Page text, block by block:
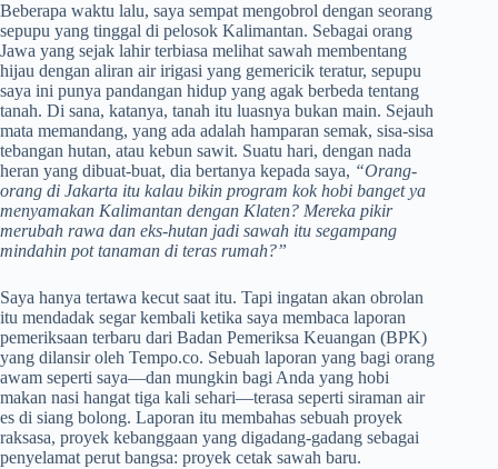
Beberapa waktu lalu, saya sempat mengobrol dengan seorang
sepupu yang tinggal di pelosok Kalimantan. Sebagai orang
Jawa yang sejak lahir terbiasa melihat sawah membentang
hijau dengan aliran air irigasi yang gemericik teratur, sepupu
saya ini punya pandangan hidup yang agak berbeda tentang
tanah. Di sana, katanya, tanah itu luasnya bukan main. Sejauh
mata memandang, yang ada adalah hamparan semak, sisa-sisa
tebangan hutan, atau kebun sawit. Suatu hari, dengan nada
heran yang dibuat-buat, dia bertanya kepada saya, “Orang-
orang di Jakarta itu kalau bikin program kok hobi banget ya
menyamakan Kalimantan dengan Klaten? Mereka pikir
merubah rawa dan eks-hutan jadi sawah itu segampang
mindahin pot tanaman di teras rumah?”
Saya hanya tertawa kecut saat itu. Tapi ingatan akan obrolan
itu mendadak segar kembali ketika saya membaca laporan
pemeriksaan terbaru dari Badan Pemeriksa Keuangan (BPK)
yang dilansir oleh Tempo.co. Sebuah laporan yang bagi orang
awam seperti saya—dan mungkin bagi Anda yang hobi
makan nasi hangat tiga kali sehari—terasa seperti siraman air
es di siang bolong. Laporan itu membahas sebuah proyek
raksasa, proyek kebanggaan yang digadang-gadang sebagai
penyelamat perut bangsa: proyek cetak sawah baru.